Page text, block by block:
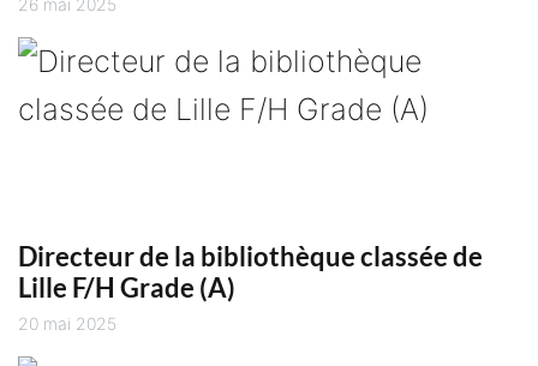
Directeur de la bibliothèque classée de
Lille F/H Grade (A)
20 mai 2025